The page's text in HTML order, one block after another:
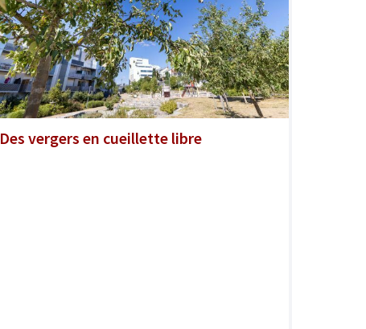
Des vergers en cueillette libre